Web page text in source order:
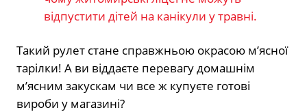
відпустити дітей на канікули у травні.
Такий рулет стане справжньою окрасою м’ясної
тарілки! А ви віддаєте перевагу домашнім
м’ясним закускам чи все ж купуєте готові
вироби у магазині?